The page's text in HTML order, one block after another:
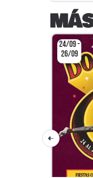
24/09 -
26/09